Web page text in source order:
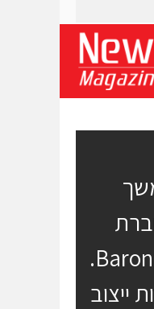
Baron Services Inc.
ייצוב